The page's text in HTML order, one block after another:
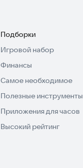
Подборки
Игровой набор
Финансы
Самое необходимое
Полезные инструменты
Приложения для часов
Высокий рейтинг